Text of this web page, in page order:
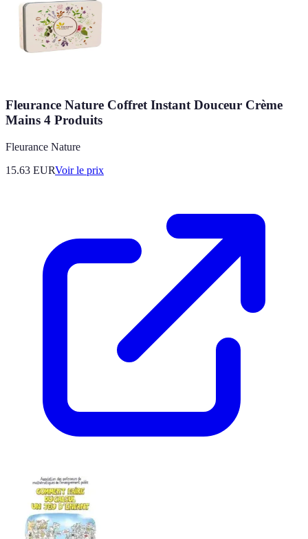
Fleurance Nature Coffret Instant Douceur Crème
Mains 4 Produits
Fleurance Nature
15.63 EURVoir le prix